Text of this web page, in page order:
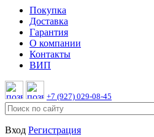
Покупка
Доставка
Гарантия
О компании
Контакты
ВИП
+7 (927) 029-08-45
Вход Регистрация